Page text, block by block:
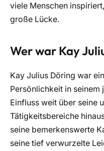
viele Menschen
große Lücke.
Wer war Kay
Kay Julius Döring war
Persönlichkeit in
Einfluss weit über seine
Tätigkeitsbereiche
seine bemerkenswerte
seine tief verwurzelte